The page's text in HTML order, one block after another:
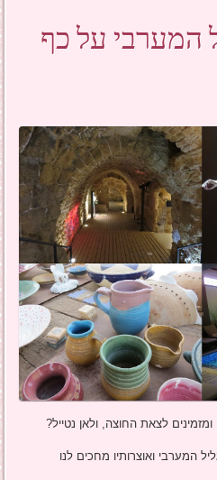
המערבי על כף
לצאת החוצה, ולאן נטייל?
המערבי ואוצרותיו מחכים לנו